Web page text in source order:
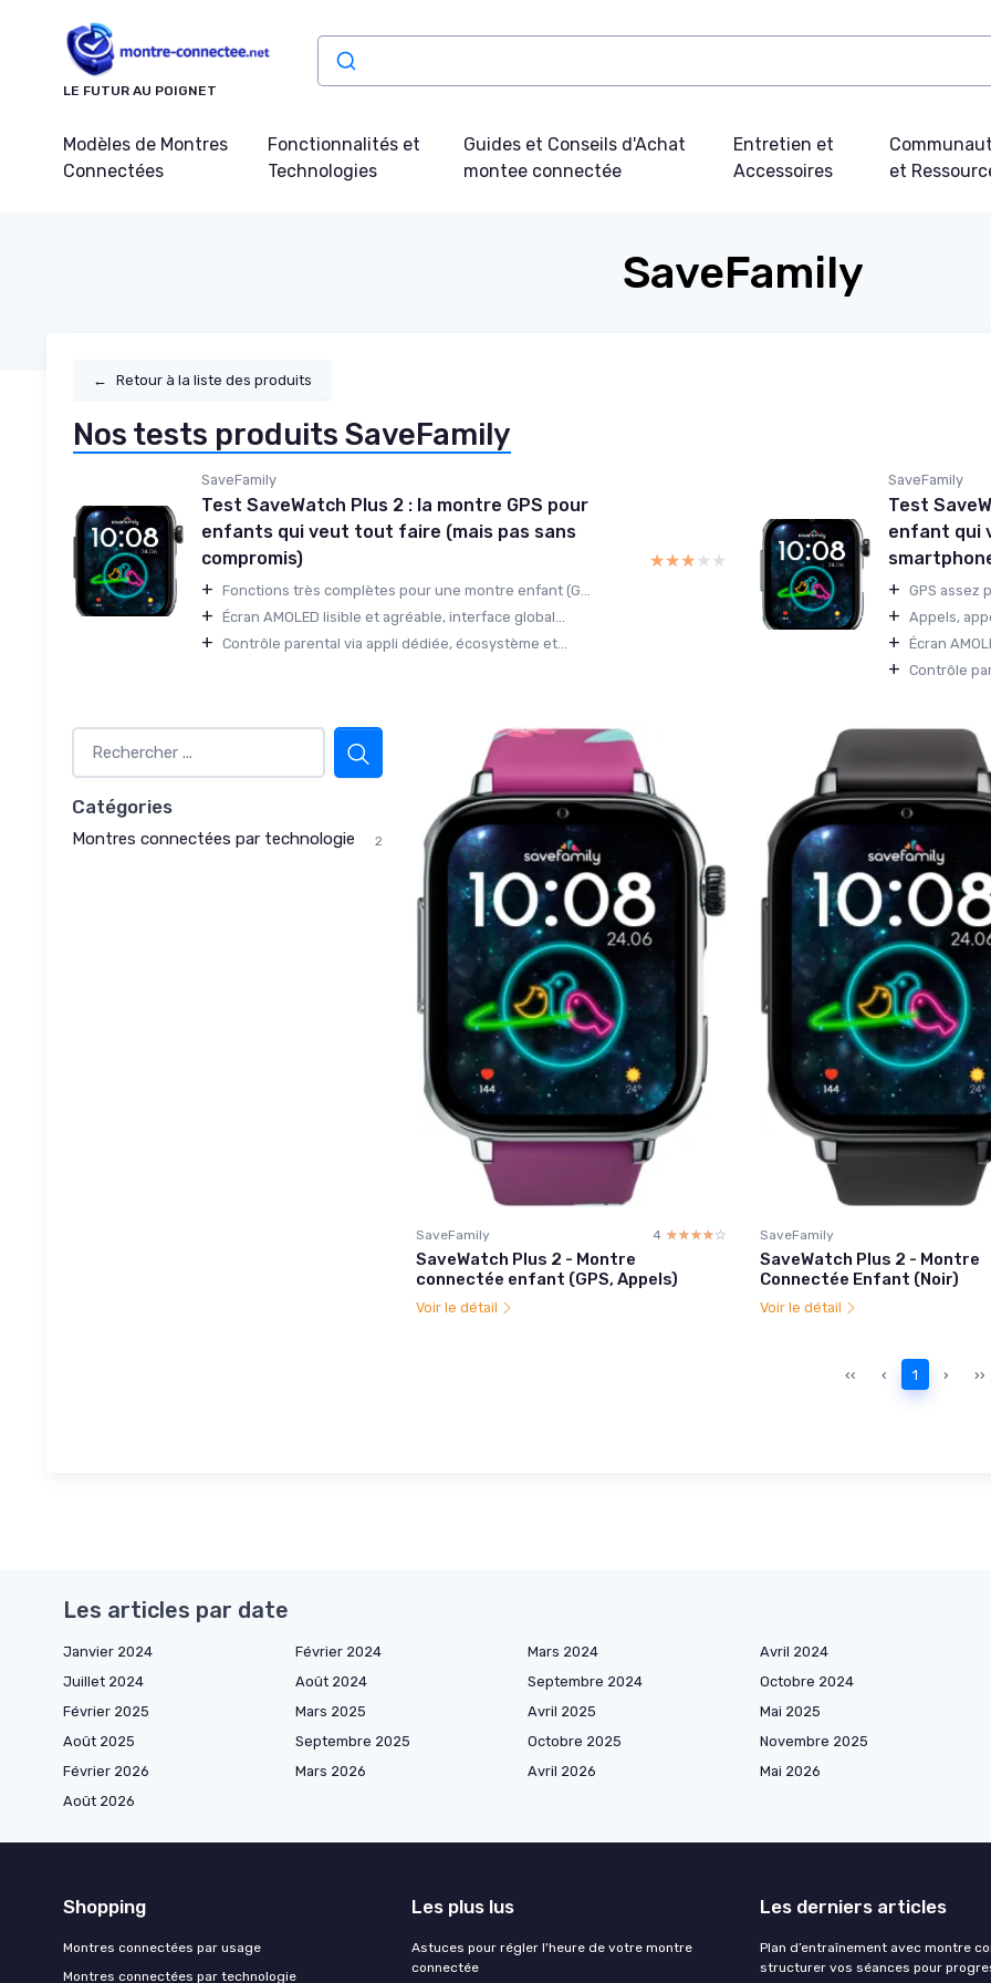
LE FUTUR AU POIGNET
Modèles de Montres
Connectées
Fonctionnalités et
Technologies
Guides et Conseils d'Achat
montee connectée
Entretien et
Accessoires
et
SaveFamily
← Retour à la liste des produits
Nos tests produits SaveFamily
SaveFamily
Test SaveWatch Plus 2 : la montre GPS pour
enfants qui veut tout faire (mais pas sans
compromis)
+ Fonctions très complètes pour une montre enfant (G...
+ Écran AMOLED lisible et agréable, interface global...
+ Contrôle parental via appli dédiée, écosystème et...
★★★★★
★★★★★
SaveFamily
Test
enfant qui
+ GPS assez
+ Appels,
+ Écran
+ Contrôle
Catégories
Montres connectées par technologie 2
SaveFamily 4 ☆☆☆☆☆
★★★★★
SaveWatch Plus 2 - Montre
connectée enfant (GPS, Appels)
Voir le détail
SaveFamily
SaveWatch Plus 2 - Montre
Connectée Enfant (Noir)
Voir le détail
‹‹ ‹ 1 › ››
Les articles par date
Janvier 2024 Février 2024 Mars 2024 Avril 2024
Juillet 2024
Août 2024 Septembre 2024 Octobre 2024
Février 2025
Mars 2025 Avril 2025 Mai 2025
Août 2025
Septembre 2025 Octobre 2025 Novembre 2025
Février 2026
Mars 2026 Avril 2026 Mai 2026
Août 2026
Shopping
Montres connectées par usage
Montres connectées par technologie
Les plus lus
Astuces pour régler l'heure de votre montre
connectée
Les derniers articles
Plan d’entraînement avec montre
structurer vos séances pour